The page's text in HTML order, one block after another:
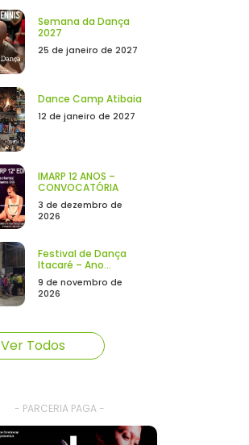
Semana da Dança
2027
25 de janeiro de 2027
Dance Camp Atibaia
12 de janeiro de 2027
IMARP 12 ANOS –
CONVOCATÓRIA
3 de dezembro de
2026
Festival de Dança
Itacaré – Ano...
9 de novembro de
2026
Ver Todos
- PARCERIA PAGA -